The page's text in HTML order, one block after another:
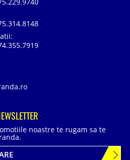
noastre te rugam sa te